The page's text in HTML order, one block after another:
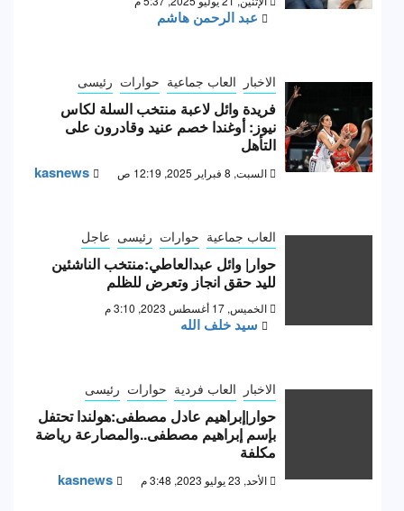
عبد الرحمن هاشم
الاخبار العاب جماعية حوارات رئيسى
فريدة وائل لاعبة منتخب السلة لكاس
نيوز: أوغندا خصم عنيد وقادرون على
التأهل
السبت, 8 فبراير 2025, 12:19 ص kasnews
العاب جماعية حوارات رئيسى عاجل
حوار| وائل عبدالعاطي:منتخب الناشئين
لليد حقق انجاز وتعرض للظلم
الخميس, 17 أغسطس 2023, 3:10 م
سيد خلف الله
الاخبار العاب فردية حوارات رئيسى
حوار|إبراهيم عادل مصطفى:هولندا تحتفل
بإسم إبراهيم مصطفى..والمصارعة رياضة
مكلفة
الأحد, 23 يوليو 2023, 3:48 م kasnews